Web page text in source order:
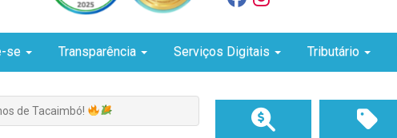
se Transparência Serviços Digitais Tributário
de Tacaimbó!